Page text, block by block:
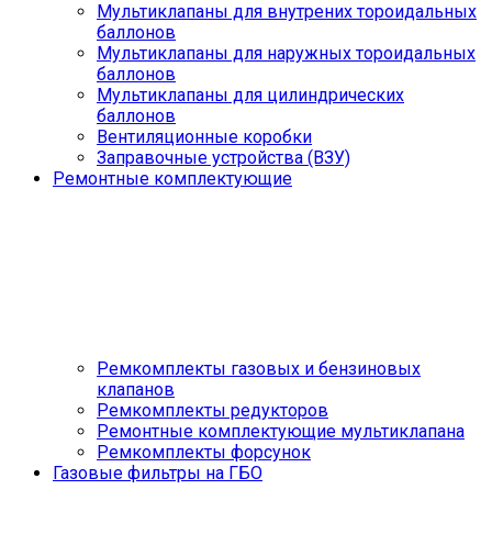
Мультиклапаны для внутрених тороидальных
баллонов
Мультиклапаны для наружных тороидальных
баллонов
Мультиклапаны для цилиндрических
баллонов
Вентиляционные коробки
Заправочные устройства (ВЗУ)
Ремонтные комплектующие
Ремкомплекты газовых и бензиновых
клапанов
Ремкомплекты редукторов
Ремонтные комплектующие мультиклапана
Ремкомплекты форсунок
Газовые фильтры на ГБО